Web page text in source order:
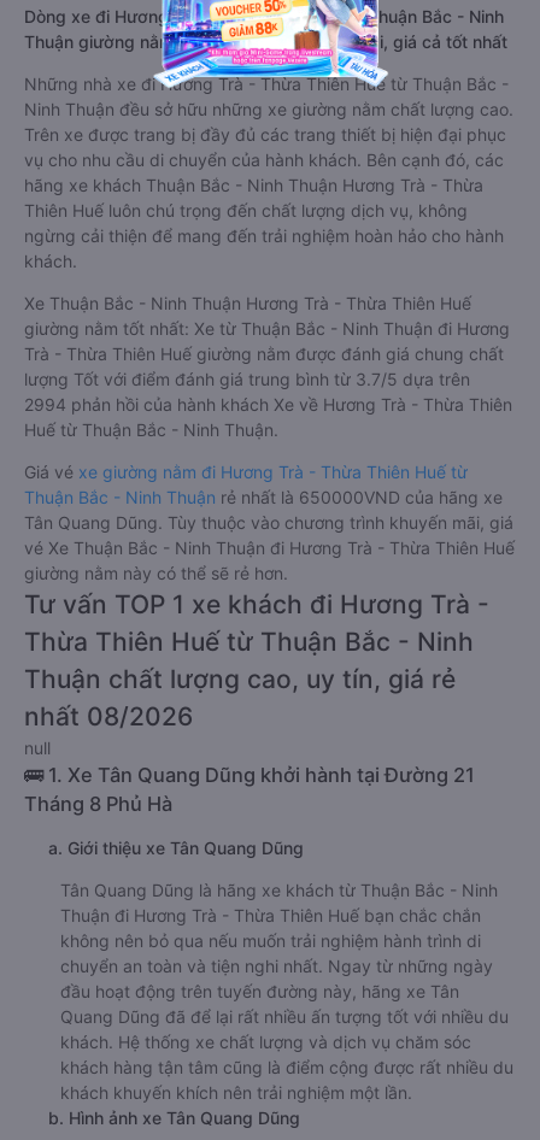
Dòng xe đi Hương Trà - Thừa Thiên Huế từ Thuận Bắc - Ninh
Thuận giường nằm chất lượng cao: Thoải mái, giá cả tốt nhất
Những nhà xe đi Hương Trà - Thừa Thiên Huế từ Thuận Bắc -
Ninh Thuận đều sở hữu những xe giường nằm chất lượng cao.
Trên xe được trang bị đầy đủ các trang thiết bị hiện đại phục
vụ cho nhu cầu di chuyển của hành khách. Bên cạnh đó, các
hãng xe khách Thuận Bắc - Ninh Thuận Hương Trà - Thừa
Thiên Huế luôn chú trọng đến chất lượng dịch vụ, không
ngừng cải thiện để mang đến trải nghiệm hoàn hảo cho hành
khách.
Xe Thuận Bắc - Ninh Thuận Hương Trà - Thừa Thiên Huế
giường nằm tốt nhất: Xe từ Thuận Bắc - Ninh Thuận đi Hương
Trà - Thừa Thiên Huế giường nằm được đánh giá chung chất
lượng Tốt với điểm đánh giá trung bình từ 3.7/5 dựa trên
2994 phản hồi của hành khách Xe về Hương Trà - Thừa Thiên
Huế từ Thuận Bắc - Ninh Thuận.
Giá vé xe giường nằm đi Hương Trà - Thừa Thiên Huế từ
Thuận Bắc - Ninh Thuận rẻ nhất là 650000VND của hãng xe
Tân Quang Dũng. Tùy thuộc vào chương trình khuyến mãi, giá
vé Xe Thuận Bắc - Ninh Thuận đi Hương Trà - Thừa Thiên Huế
giường nằm này có thể sẽ rẻ hơn.
Tư vấn TOP 1 xe khách đi Hương Trà -
Thừa Thiên Huế từ Thuận Bắc - Ninh
Thuận chất lượng cao, uy tín, giá rẻ
nhất 08/2026
null
🚌 1. Xe Tân Quang Dũng khởi hành tại Đường 21
Tháng 8 Phủ Hà
a. Giới thiệu xe Tân Quang Dũng
Tân Quang Dũng là hãng xe khách từ Thuận Bắc - Ninh
Thuận đi Hương Trà - Thừa Thiên Huế bạn chắc chắn
không nên bỏ qua nếu muốn trải nghiệm hành trình di
chuyển an toàn và tiện nghi nhất. Ngay từ những ngày
đầu hoạt động trên tuyến đường này, hãng xe Tân
Quang Dũng đã để lại rất nhiều ấn tượng tốt với nhiều du
khách. Hệ thống xe chất lượng và dịch vụ chăm sóc
khách hàng tận tâm cũng là điểm cộng được rất nhiều du
khách khuyến khích nên trải nghiệm một lần.
b. Hình ảnh xe Tân Quang Dũng